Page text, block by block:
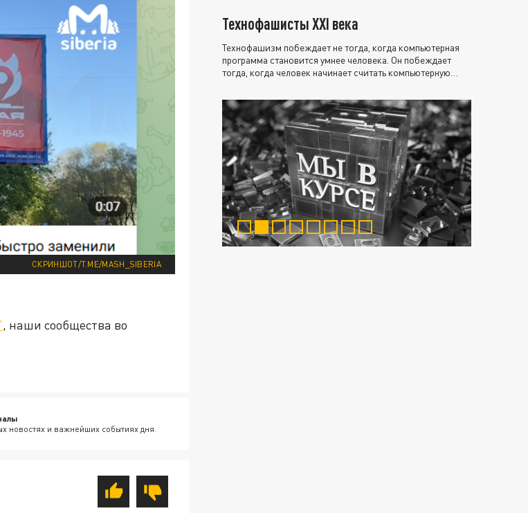
СКРИНШОТ/T.ME/MASH_SIBERIA
, наши сообщества во
новостях и важнейших событиях дня.
Технофашисты XXI века
Технофашизм побеждает не тогда, когда компьютерная
программа становится умнее человека. Он побеждает
тогда, когда человек начинает считать компьютерную